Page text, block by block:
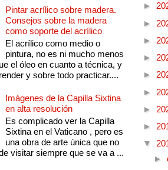
Pintar acrílico sobre madera.
Consejos sobre la madera
como soporte del acrílico
El acrílico como medio o
pintura, no es ni mucho menos
el óleo en cuanto a técnica, y
y sobre todo practicar....
Imágenes de la Capilla Sixtina
en alta resolución
Es complicado ver la Capilla
Sixtina en el Vaticano , pero es
una obra de arte única que no
visitar siempre que se va a ...
►
►
►
►
►
►
►
►
▼
►